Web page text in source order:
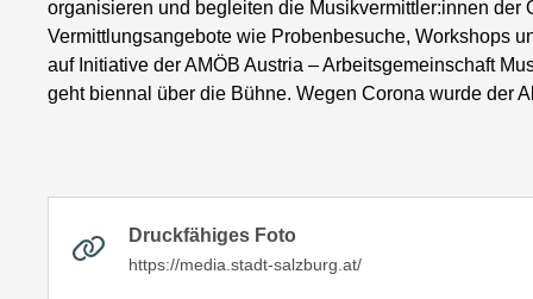
organisieren und begleiten die Musikvermittler:innen der
Vermittlungsangebote wie Probenbesuche, Workshops
auf Initiative der AMÖB Austria – Arbeitsgemeinschaft
geht biennal über die Bühne. Wegen Corona wurde der
Druckfähiges Foto
https://media.stadt-salzburg.at/